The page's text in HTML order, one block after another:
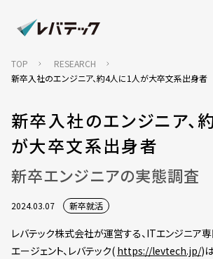
TOP
RESEARCH
新卒入社のエンジニア、約4人に1人が大卒文系出身者
新卒入社のエンジニア、
が大卒文系出身者
新卒エンジニアの実態調査
2024.03.07 新卒就活
レバテック株式会社が運営する、ITエンジニア
エージェント、レバテック( https://levtech.jp/)